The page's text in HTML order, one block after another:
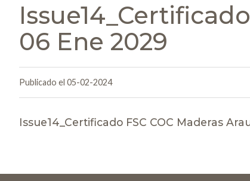
06 Ene 2029
Publicado el 05-02-2024
Issue14_Certificado FSC COC Maderas